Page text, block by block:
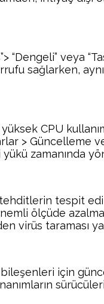
“Dengeli” veya
sağlarken, aynı
CPU
>
zamanında
tespit
ölçüde
virüs taraması
için